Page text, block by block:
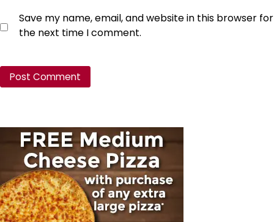
Save my name, email, and website in this browser for
the next time I comment.